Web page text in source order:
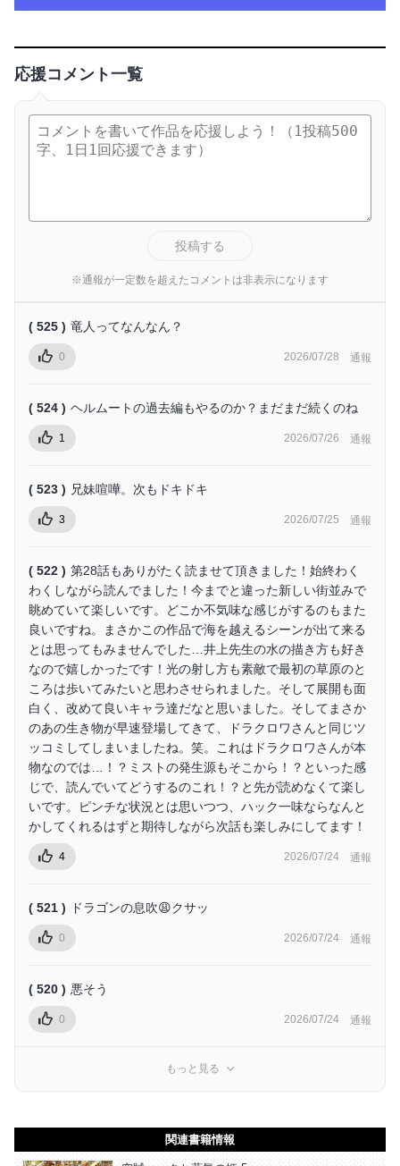
応援コメント一覧
投稿する
※通報が一定数を超えたコメントは非表示になります
( 525 ) 竜人ってなんなん？
0 2026/07/28 通報
( 524 ) ヘルムートの過去編もやるのか？まだまだ続くのね
1 2026/07/26 通報
( 523 ) 兄妹喧嘩。次もドキドキ
3 2026/07/25 通報
( 522 ) 第28話もありがたく読ませて頂きました！始終わく
わくしながら読んでました！今までと違った新しい街並みで
眺めていて楽しいです。どこか不気味な感じがするのもまた
良いですね。まさかこの作品で海を越えるシーンが出て来る
とは思ってもみませんでした…井上先生の水の描き方も好き
なので嬉しかったです！光の射し方も素敵で最初の草原のと
ころは歩いてみたいと思わさせられました。そして展開も面
白く、改めて良いキャラ達だなと思いました。そしてまさか
のあの生き物が早速登場してきて、ドラクロワさんと同じツ
ッコミしてしまいましたね。笑。これはドラクロワさんが本
物なのでは…！？ミストの発生源もそこから！？といった感
じで、読んでいてどうするのこれ！？と先が読めなくて楽し
いです。ピンチな状況とは思いつつ、ハック一味ならなんと
かしてくれるはずと期待しながら次話も楽しみにしてます！
4 2026/07/24 通報
( 521 ) ドラゴンの息吹😩クサッ
0 2026/07/24 通報
( 520 ) 悪そう
0 2026/07/24 通報
もっと見る
関連書籍情報